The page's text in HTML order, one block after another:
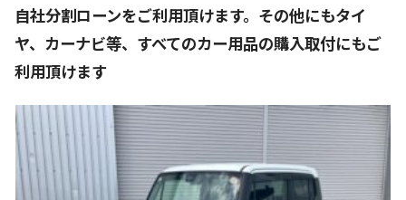
自社分割ローンをご利用頂けます。その他にもタイ
ヤ、カーナビ等、すべてのカー用品の購入取付にもご
利用頂けます